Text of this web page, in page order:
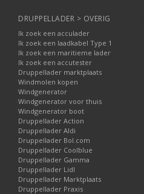
DRUPPELLADER > OVERIG
Ik zoek een acculader
Ik zoek een laadkabel Type 1
Ik zoek een maritieme lader
Ik zoek een accutester
Druppellader marktplaats
Windmolen kopen
Windgenerator
Windgenerator voor thuis
Windgenerator boot
Druppellader Action
Druppellader Aldi
Druppellader Bol.com
Druppellader Coolblue
Druppellader Gamma
Druppellader Lidl
Druppellader Marktplaats
Druppellader Praxis